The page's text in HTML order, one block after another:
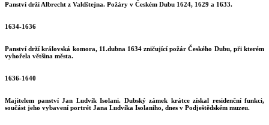
Panství drží Albrecht z Valdštejna. Požáry v Českém Dubu 1624, 1629 a 1633.
1634-1636
Panství drží královská komora, 11.dubna 1634 zničující požár Českého Dubu, při kterém
vyhořela většina města.
1636-1640
Majitelem panství Jan Ludvík Isolani. Dubský zámek krátce získal residenční funkci,
součást jeho vybavení portrét Jana Ludvíka Isolaniho, dnes v Podještědském muzeu.